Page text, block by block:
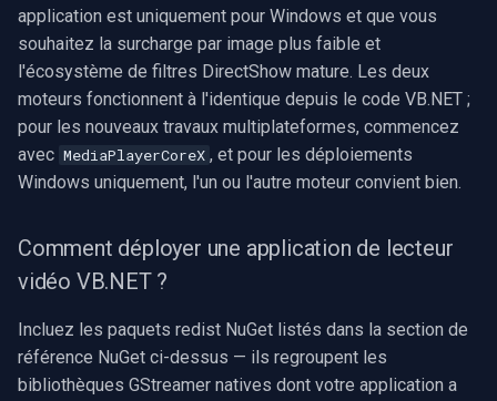
application est uniquement pour Windows et que vous
souhaitez la surcharge par image plus faible et
l'écosystème de filtres DirectShow mature. Les deux
moteurs fonctionnent à l'identique depuis le code VB.NET ;
pour les nouveaux travaux multiplateformes, commencez
avec MediaPlayerCoreX , et pour les déploiements
Windows uniquement, l'un ou l'autre moteur convient bien.
Comment déployer une application de lecteur
vidéo VB.NET ?
Incluez les paquets redist NuGet listés dans la section de
référence NuGet ci-dessus — ils regroupent les
bibliothèques GStreamer natives dont votre application a